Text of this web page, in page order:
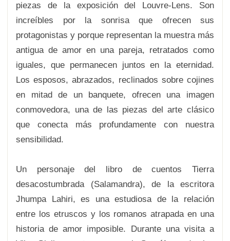
piezas de la exposición del Louvre-Lens. Son
increíbles por la sonrisa que ofrecen sus
protagonistas y porque representan la muestra más
antigua de amor en una pareja, retratados como
iguales, que permanecen juntos en la eternidad.
Los esposos, abrazados, reclinados sobre cojines
en mitad de un banquete, ofrecen una imagen
conmovedora, una de las piezas del arte clásico
que conecta más profundamente con nuestra
sensibilidad.
Un personaje del libro de cuentos Tierra
desacostumbrada (Salamandra), de la escritora
Jhumpa Lahiri, es una estudiosa de la relación
entre los etruscos y los romanos atrapada en una
historia de amor imposible. Durante una visita a